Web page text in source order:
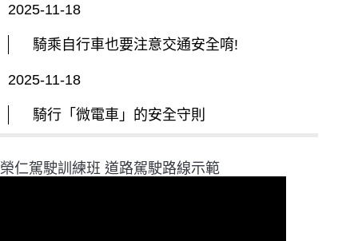
2025-11-18
騎乘自行車也要注意交通安全唷!
2025-11-18
騎行「微電車」的安全守則
榮仁駕駛訓練班 道路駕駛路線示範